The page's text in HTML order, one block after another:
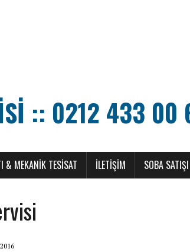
:: 0212 433
& MEKANIK TESISAT ILETIŞIM SOBA